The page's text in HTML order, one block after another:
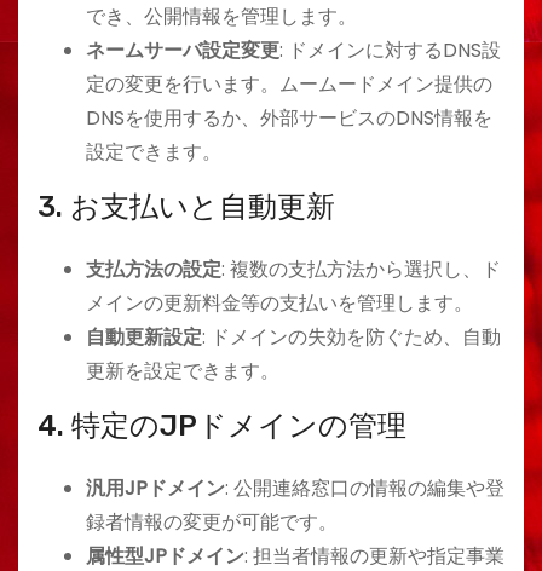
でき、公開情報を管理します。
ネームサーバ設定変更: ドメインに対するDNS設
定の変更を行います。ムームードメイン提供の
DNSを使用するか、外部サービスのDNS情報を
設定できます。
3. お支払いと自動更新
支払方法の設定: 複数の支払方法から選択し、ド
メインの更新料金等の支払いを管理します。
自動更新設定: ドメインの失効を防ぐため、自動
更新を設定できます。
4. 特定のJPドメインの管理
汎用JPドメイン: 公開連絡窓口の情報の編集や登
録者情報の変更が可能です。
属性型JPドメイン: 担当者情報の更新や指定事業